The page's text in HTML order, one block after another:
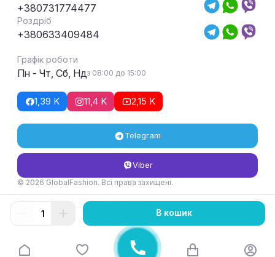
+380731774477
Роздріб
+380633409484
Графік роботи
Пн - Чт, Сб, Ндз 08:00 до 15:00
1,39 K 11,4 K 2,15 K
Telegram
Viber
© 2026 GlobalFashion. Всі права захищені.
Умови повернення та обміну товару
В кошик